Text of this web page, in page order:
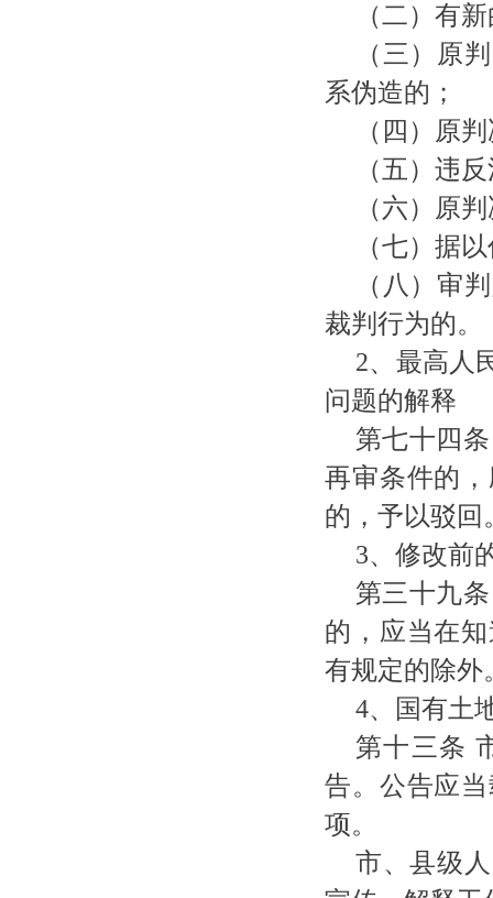
（二）有
（三）原
系伪造的；
（四）原
（五）违
（六）原
（七）据
（八）审
裁判行为的。
2、最高人
问题的解释
第七十四条
再审条件的
的，予以驳回
3、修改前
第三十九条
的，应当在
有规定的除外
4、国有土
第十三条
告。公告应
项。
市、县级